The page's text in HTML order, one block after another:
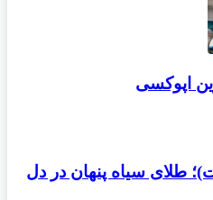
اپوکسی
طلای سیاه پنهان در دل